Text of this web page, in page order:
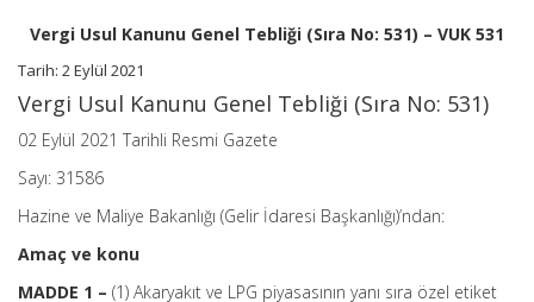
Vergi Usul Kanunu Genel Tebliği (Sıra No: 531) – VUK 531
Tarih: 2 Eylül 2021
Vergi Usul Kanunu Genel Tebliği (Sıra No: 531)
02 Eylül 2021 Tarihli Resmi Gazete
Sayı: 31586
Hazine ve Maliye Bakanlığı (Gelir İdaresi Başkanlığı)’ndan:
Amaç ve konu
MADDE 1 – (1) Akaryakıt ve LPG piyasasının yanı sıra özel etiket